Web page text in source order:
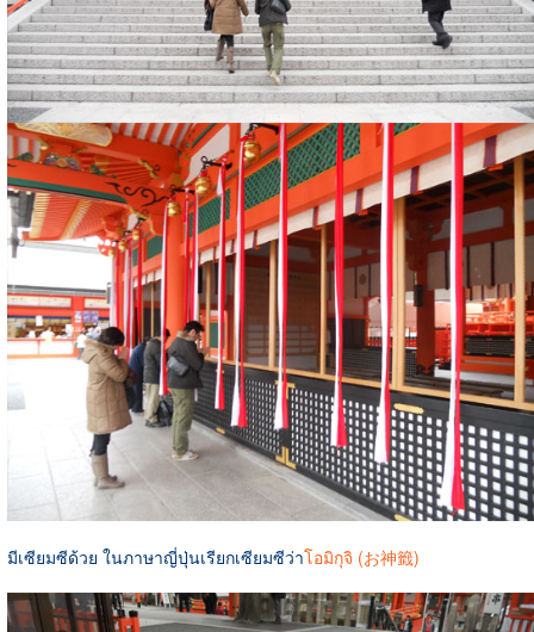
มีเซียมซีด้วย ในภาษาญี่ปุ่นเรียกเซียมซีว่าโอมิกุจิ (お神籤)